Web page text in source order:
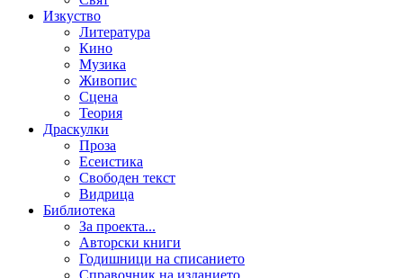
Изкуство
Литература
Кино
Музика
Живопис
Сцена
Теория
Драскулки
Проза
Есеистика
Свободен текст
Видрица
Библиотека
За проекта...
Авторски книги
Годишници на списанието
Справочник на изданието